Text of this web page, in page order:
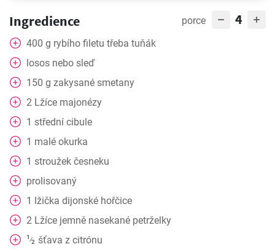
Ingredience porce 4
400 g rybího filetu třeba tuňák
losos nebo sleď
150 g zakysané smetany
2 Lžíce majonézy
1 střední cibule
1 malé okurka
1 stroužek česneku
prolisovaný
1 lžička dijonské hořčice
2 Lžíce jemně nasekané petrželky
1⁄2
šťava z citrónu